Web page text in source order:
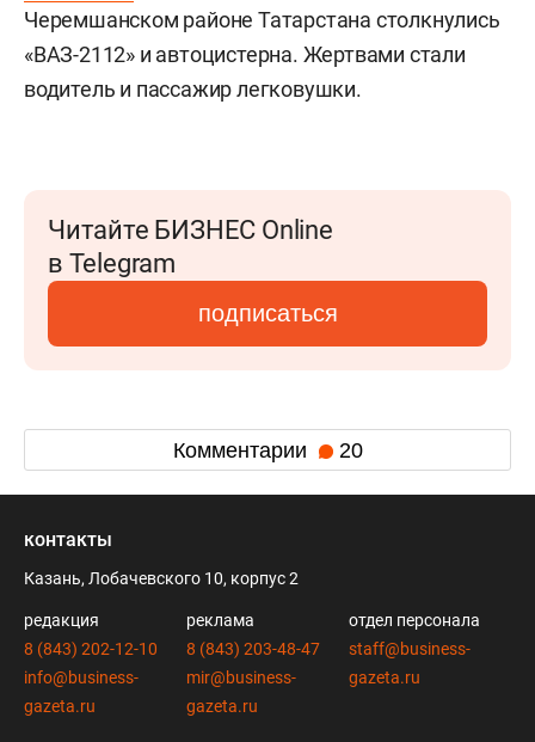
Черемшанском районе Татарстана столкнулись
«ВАЗ-2112» и автоцистерна. Жертвами стали
водитель и пассажир легковушки.
Читайте БИЗНЕС Online
в Telegram
подписаться
Комментарии 20
контакты
Казань, Лобачевского 10, корпус 2
редакция
8 (843) 202-12-10
info@business-
gazeta.ru
реклама
8 (843) 203-48-47
mir@business-
gazeta.ru
отдел персонала
staff@business-
gazeta.ru